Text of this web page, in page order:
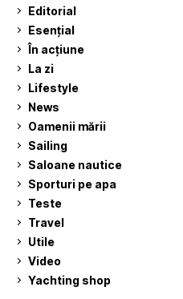
Editorial
Esențial
În acțiune
La zi
Lifestyle
News
Oamenii mării
Sailing
Saloane nautice
Sporturi pe apa
Teste
Travel
Utile
Video
Yachting shop